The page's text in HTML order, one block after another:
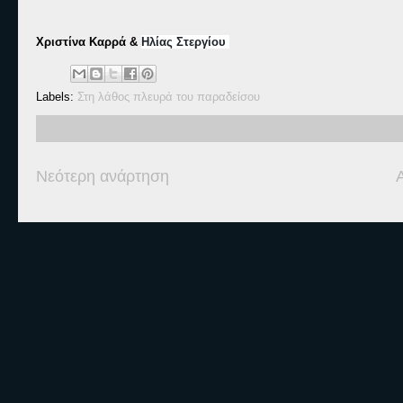
Χριστίνα Καρρά & Ηλίας Στεργίου
Labels: Στη λάθος πλευρά του παραδείσου
Νεότερη ανάρτηση